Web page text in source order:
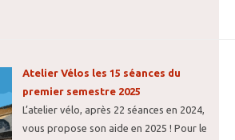
Atelier Vélos les 15 séances du
premier semestre 2025
L’atelier vélo, après 22 séances en 2024,
vous propose son aide en 2025 ! Pour le